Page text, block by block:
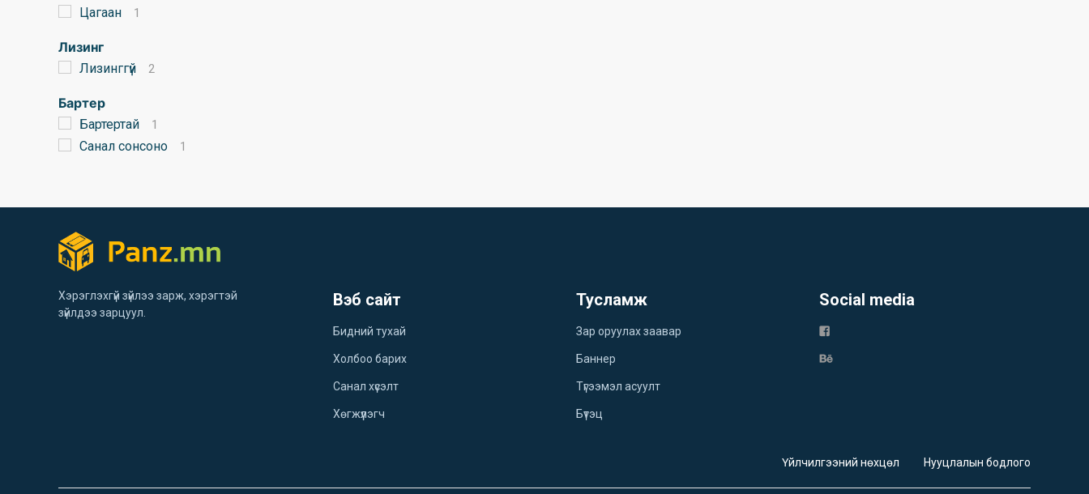
Цагаан 1
Лизинг
Лизинггүй 2
Бартер
Бартертай 1
Санал сонсоно 1
Хэрэглэхгүй зүйлээ зарж, хэрэгтэй
зүйлдээ зарцуул.
Вэб сайт
Бидний тухай
Холбоо барих
Санал хүсэлт
Хөгжүүлэгч
Тусламж
Зар оруулах заавар
Баннер
Түгээмэл асуулт
Бүтэц
Social media
Үйлчилгээний нөхцөл Нууцлалын бодлого